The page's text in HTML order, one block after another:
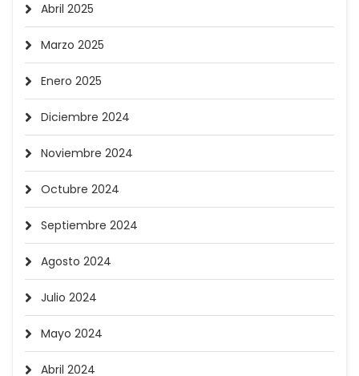
Abril 2025
Marzo 2025
Enero 2025
Diciembre 2024
Noviembre 2024
Octubre 2024
Septiembre 2024
Agosto 2024
Julio 2024
Mayo 2024
Abril 2024